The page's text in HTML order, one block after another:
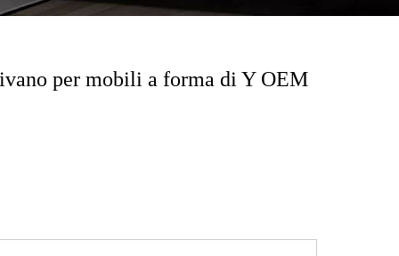
per mobili a forma di Y OEM